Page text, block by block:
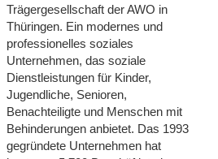
Trägergesellschaft der AWO in
Thüringen. Ein modernes und
professionelles soziales
Unternehmen, das soziale
Dienstleistungen für Kinder,
Jugendliche, Senioren,
Benachteiligte und Menschen mit
Behinderungen anbietet. Das 1993
gegründete Unternehmen hat